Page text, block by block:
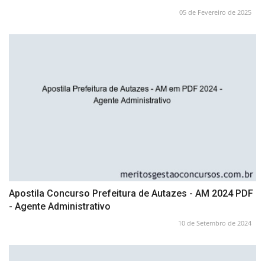
05 de Fevereiro de 2025
Apostila Concurso Prefeitura de Autazes - AM 2024 PDF
- Agente Administrativo
10 de Setembro de 2024